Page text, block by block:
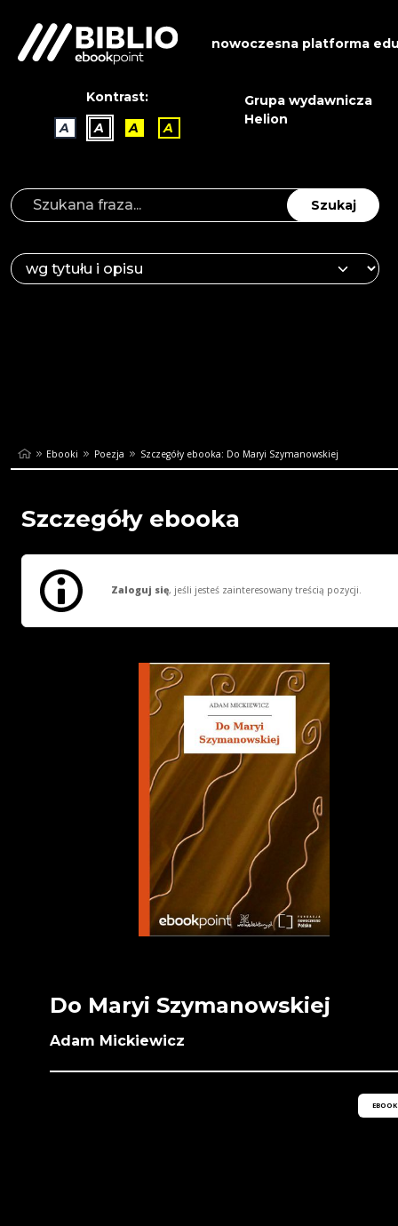
nowoczesna platforma
Kontrast:
A
A A A
Grupa wydawnicza
Helion
Szukaj
Ebooki Poezja Szczegóły ebooka: Do Maryi Szymanowskiej
Szczegóły ebooka
Zaloguj się, jeśli jesteś zainteresowany treścią pozycji.
Do Maryi Szymanowskiej
Adam Mickiewicz
EBOOK